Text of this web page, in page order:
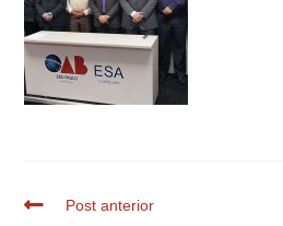
Post anterior